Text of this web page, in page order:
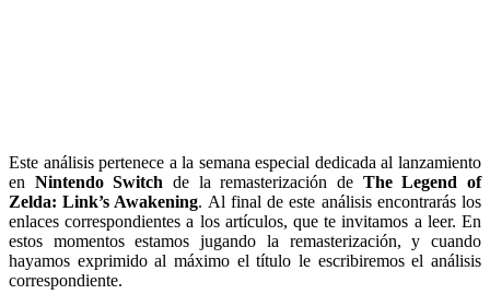
Este análisis pertenece a la semana especial dedicada al lanzamiento
en Nintendo Switch de la remasterización de The Legend of
Zelda: Link’s Awakening. Al final de este análisis encontrarás los
enlaces correspondientes a los artículos, que te invitamos a leer. En
estos momentos estamos jugando la remasterización, y cuando
hayamos exprimido al máximo el título le escribiremos el análisis
correspondiente.